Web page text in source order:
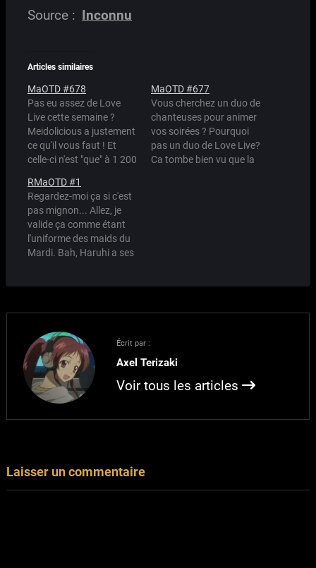
Source : Inconnu
Articles similaires
MaOTD #678
Pas eu assez de Love
Live cette semaine ?
Meidolicious a justement
ce qu'il vous faut ! Et
celle-ci n'est "que" à 1 200
promo du Week-end !
Source : Kuri Youkan
MaOTD #677
Vous cherchez un duo de
chanteuses pour animer
vos soirées ? Pourquoi
pas un duo de Love Live?
Ca tombe bien vu que la
RMaOTD #1
Regardez-moi ça si c'est
pas mignon... Allez, je
valide ça comme étant
l'uniforme des maids du
Mardi. Bah, Haruhi a ses
Écrit par :
Axel Terizaki
Voir tous les articles
Laisser un commentaire